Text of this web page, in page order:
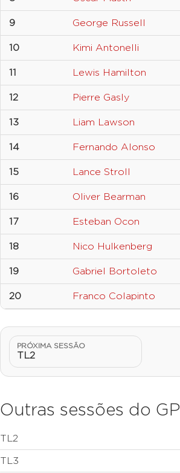
9 George Russell
10 Kimi Antonelli
11 Lewis Hamilton
12 Pierre Gasly
13 Liam Lawson
14 Fernando Alonso
15 Lance Stroll
16 Oliver Bearman
17 Esteban Ocon
18 Nico Hulkenberg
19 Gabriel Bortoleto
20 Franco Colapinto
PRÓXIMA SESSÃO
TL2
Outras sessões do GP
TL2
TL3